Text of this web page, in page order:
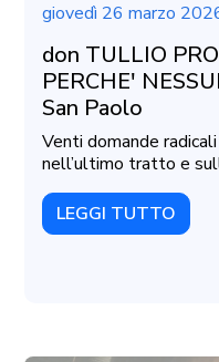
giovedì 26 marzo
don TULLIO
PERCHE'
San Paolo
Venti domande
nell’ultimo tratto e
LEGGI TUTTO